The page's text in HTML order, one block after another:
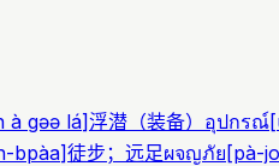
à gəə lá]浮潜（装备） อุปกรณ์[
bpàa]徒步；远足ผจญภัย[pà-